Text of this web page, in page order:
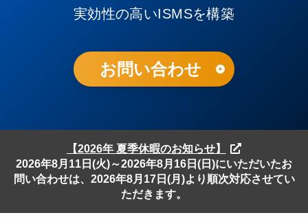
実効性の高いISMSを構築
お問い合わせ
【2026年 夏季休暇のお知らせ】
2026年8月11日(火)～2026年8月16日(日)にいただいたお
問い合わせは、2026年8月17日(月)より順次対応させてい
ただきます。